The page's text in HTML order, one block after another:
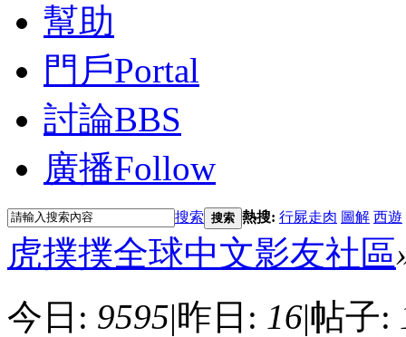
幫助
門戶Portal
討論BBS
廣播Follow
搜索 搜索 熱搜: 行屍走肉 圖解 西遊
虎撲撲全球中文影友社區
今日: 9595|昨日: 16|帖子: